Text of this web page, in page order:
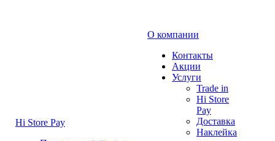
Hi Store Pay
О компании
Контакты
Акции
Услуги
Trade in
Hi Store
Pay
Доставка
Наклейка